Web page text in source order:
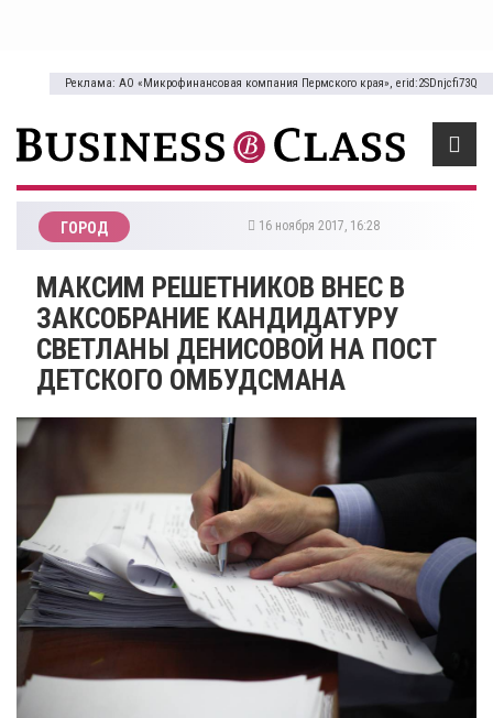
Реклама: АО «Микрофинансовая компания Пермского края», erid:2SDnjcfi73Q
ГОРОД 16 ноября 2017, 16:28
МАКСИМ РЕШЕТНИКОВ ВНЕС В
ЗАКСОБРАНИЕ КАНДИДАТУРУ
СВЕТЛАНЫ ДЕНИСОВОЙ НА ПОСТ
ДЕТСКОГО ОМБУДСМАНА